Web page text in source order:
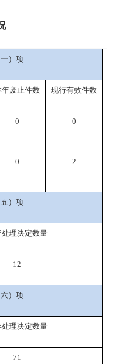
）项
年废止件数 现行有效件数
0 0
0 2
）项
处理决定数量
12
）项
处理决定数量
71